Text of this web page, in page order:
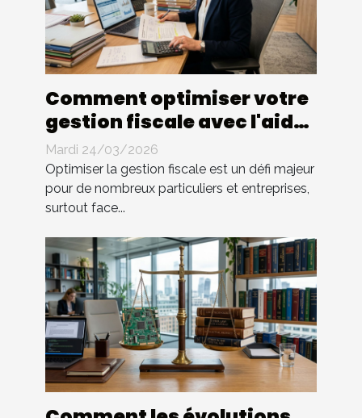
Comment optimiser votre
gestion fiscale avec l'aide
d'un expert ?
Mardi 24/03/2026
Optimiser la gestion fiscale est un défi majeur
pour de nombreux particuliers et entreprises,
surtout face...